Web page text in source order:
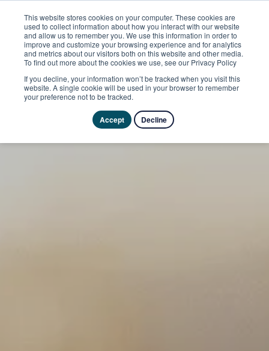
This website stores cookies on your computer. These cookies are
used to collect information about how you interact with our website
and allow us to remember you. We use this information in order to
improve and customize your browsing experience and for analytics
and metrics about our visitors both on this website and other media.
To find out more about the cookies we use, see our Privacy Policy
If you decline, your information won’t be tracked when you visit this
website. A single cookie will be used in your browser to remember
your preference not to be tracked.
Accept Decline